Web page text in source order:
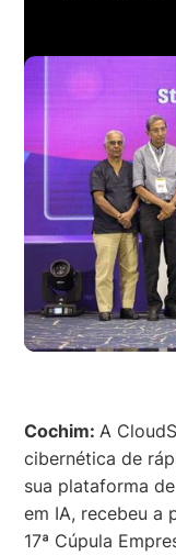
Cochim: A
cibernética de
sua plataforma
em IA, recebeu a
17ª Cúpula